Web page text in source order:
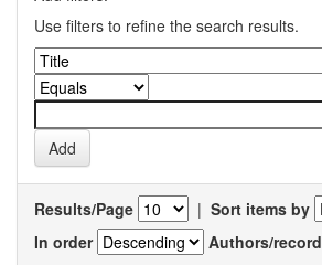
Use filters to refine the search results.
Results/Page | Sort items by
In order
Authors/record